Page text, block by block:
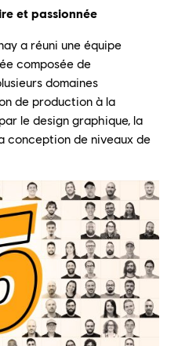
et passionnée
a réuni une équipe
composée de
domaines
de production à la
le design graphique, la
conception de niveaux de